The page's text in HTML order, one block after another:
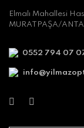
Elmalı Mahallesi
MURATPAŞA/
0552 794 07